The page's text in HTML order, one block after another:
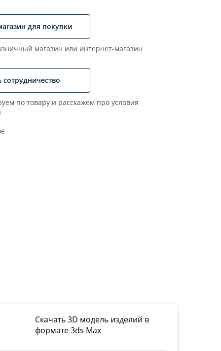
для покупки
магазин или интернет-магазин
сотрудничество
по товару и расскажем про условия
Скачать 3D модель изделий в
формате 3ds Max